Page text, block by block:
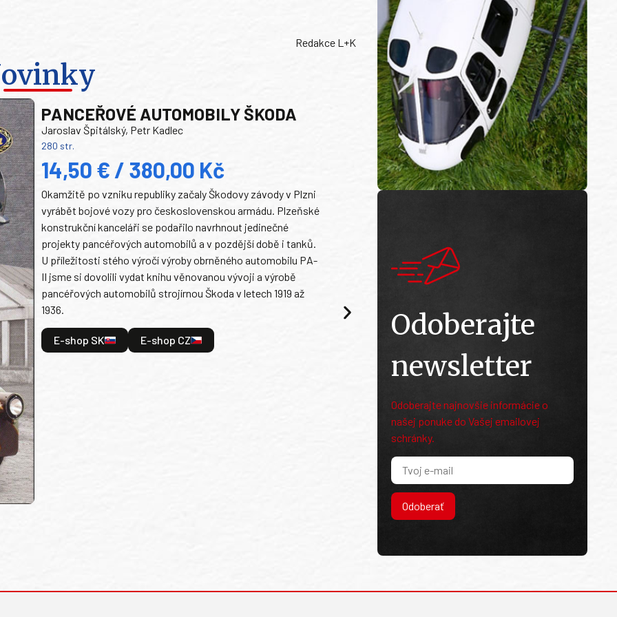
Redakce L+K
PANCEŘOVÉ AUTOMOBILY ŠKODA
Jaroslav Špitálský, Petr Kadlec
280 str.
14,50 € / 380,00 Kč
Okamžitě po vzniku republiky začaly Škodovy závody v Plzni
vyrábět bojové vozy pro československou armádu. Plzeňské
konstrukční kanceláři se podařilo navrhnout jedinečné
projekty pancéřových automobilů a v pozdější době i tanků.
U příležitosti stého výročí výroby obrněného automobilu PA-
II jsme si dovolili vydat knihu věnovanou vývoji a výrobě
pancéřových automobilů strojírnou Škoda v letech 1919 až
1936.
E-shop SK E-shop CZ
Odoberajte
newsletter
Odoberajte najnovšie informácie o
našej ponuke do Vašej emailovej
schránky.
Odoberať